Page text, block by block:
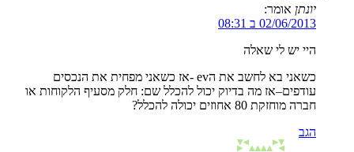
יונתן אומר:
02/06/2013 ב 08:31
היי יש לי שאלה
כשאני בא לחשב את הev -אז כשאני מפחית את הנכסים
עודפים–אז מה בדיוק יכול להכלל שם: חלק מסעיף הלקוחות או
חברה מוחזקת 80 אחוזים יכולה להכלל?
הגב